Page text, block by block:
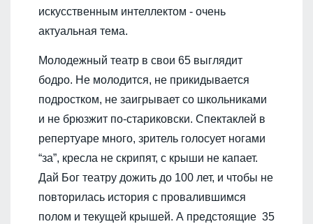
искусственным интеллектом - очень
актуальная тема.
Молодежный театр в свои 65 выглядит
бодро. Не молодится, не прикидывается
подростком, не заигрывает со школьниками
и не брюзжит по-стариковски. Спектаклей в
репертуаре много, зритель голосует ногами
“за”, кресла не скрипят, с крыши не капает.
Дай Бог театру дожить до 100 лет, и чтобы не
повторилась история с провалившимся
полом и текущей крышей. А предстоящие 35